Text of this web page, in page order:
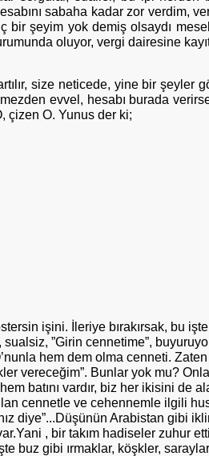
sabaha kadar zor verdim,
şeyim yok demiş olsaydı
oluyor, vergi dairesine
size neticede, yine bir şeyler
evvel, hesabı burada
çizen O. Yunus der ki;
işini. İleriye bırakırsak, bu
”Girin cennetime”,
hem dem olma cenneti.
vereceğim”. Bunlar yok mu?
batını vardır, biz her ikisini de
cennetle ve cehennemle ilgili
diye”...Düşünün Arabistan gibi
, bir takım hadiseler zuhur
buz gibi ırmaklar, köşkler,